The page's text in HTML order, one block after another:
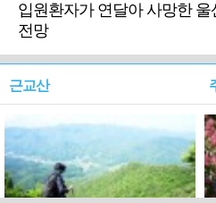
입원환자가 연달아 사망한
전망
근교산